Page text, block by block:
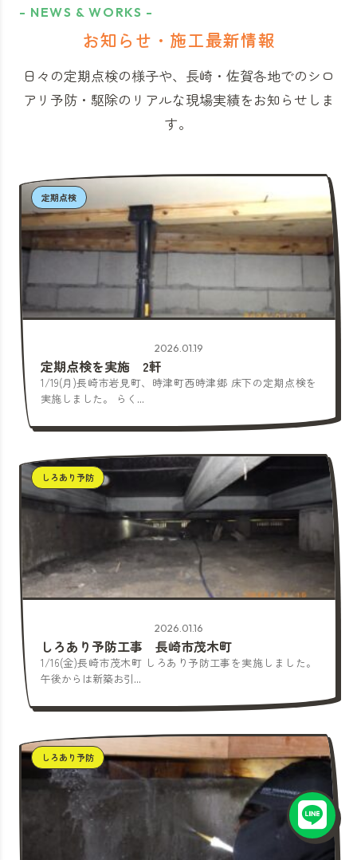
- NEWS & WORKS -
お知らせ・施工最新情報
日々の定期点検の様子や、長崎・佐賀各地でのシロ
アリ予防・駆除のリアルな現場実績をお知らせしま
す。
定期点検
2026.01.19
定期点検を実施 2軒
1/19(月)長崎市岩見町、時津町西時津郷 床下の定期点検を
実施しました。 らく...
しろあり予防
2026.01.16
しろあり予防工事 長崎市茂木町
1/16(金)長崎市茂木町 しろあり予防工事を実施しました。
午後からは新築お引...
しろあり予防